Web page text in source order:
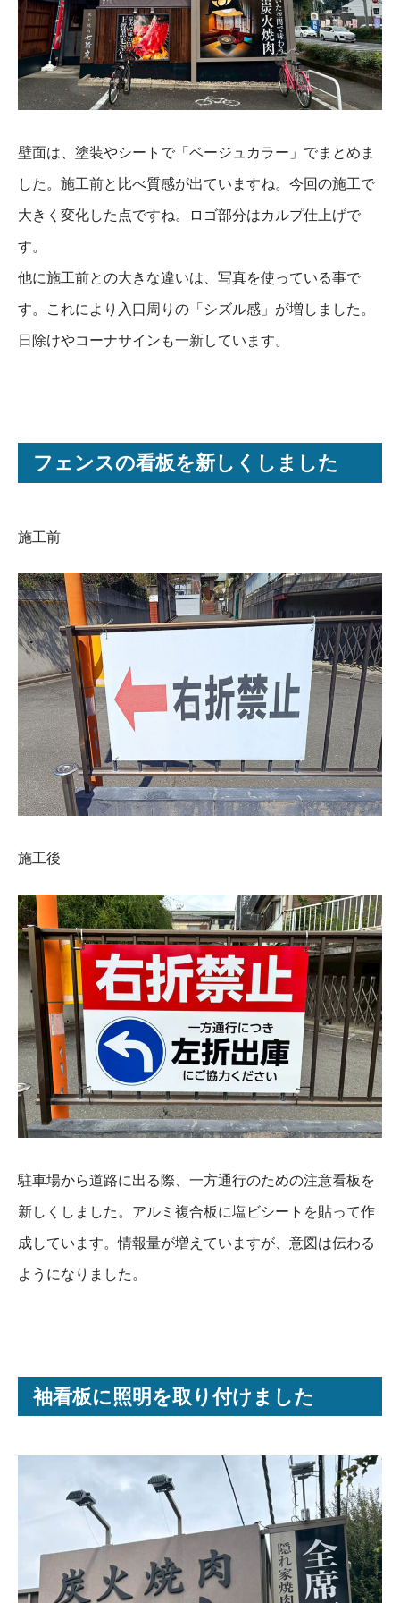
壁面は、塗装やシートで「ベージュカラー」でまとめま
した。施工前と比べ質感が出ていますね。今回の施工で
大きく変化した点ですね。ロゴ部分はカルプ仕上げで
す。
他に施工前との大きな違いは、写真を使っている事で
す。これにより入口周りの「シズル感」が増しました。
日除けやコーナサインも一新しています。
フェンスの看板を新しくしました
施工前
施工後
駐車場から道路に出る際、一方通行のための注意看板を
新しくしました。アルミ複合板に塩ビシートを貼って作
成しています。情報量が増えていますが、意図は伝わる
ようになりました。
袖看板に照明を取り付けました